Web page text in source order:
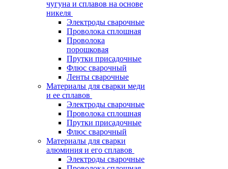
чугуна и сплавов на основе
никеля
Электроды сварочные
Проволока сплошная
Проволока
порошковая
Прутки присадочные
Флюс сварочный
Ленты сварочные
Материалы для сварки меди
и ее сплавов
Электроды сварочные
Проволока сплошная
Прутки присадочные
Флюс сварочный
Материалы для сварки
алюминия и его сплавов
Электроды сварочные